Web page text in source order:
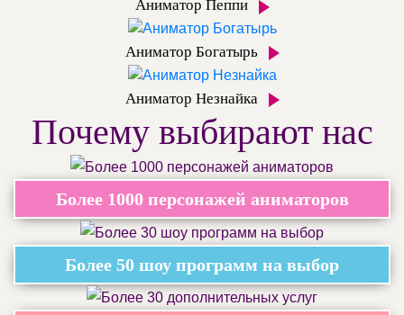
Аниматор Пеппи
Аниматор Богатырь
Аниматор Незнайка
Почему выбирают нас
Более 1000 персонажей аниматоров
Более 50 шоу программ на выбор